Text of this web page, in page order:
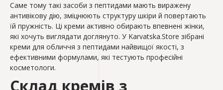
Саме тому такі засоби з пептидами мають виражену
антивікову дію, зміцнюють структуру шкіри й повертають
їй пружність. Ці креми активно обирають впевнені жінки,
які хочуть виглядати доглянуто. У Karvatska.Store зібрані
креми для обличчя з пептидами найвищої якості, з
ефективними формулами, які тестують професійні
косметологи.